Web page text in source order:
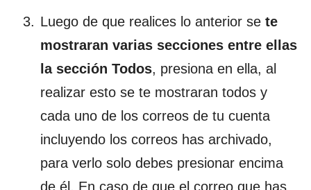
Luego de que realices lo anterior se te
mostraran varias secciones entre ellas
la sección Todos, presiona en ella, al
realizar esto se te mostraran todos y
cada uno de los correos de tu cuenta
incluyendo los correos has archivado,
para verlo solo debes presionar encima
de él. En caso de que el correo que has